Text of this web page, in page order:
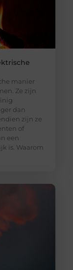
manier
Ze zijn
dan
zijn ze
of
een
is. Waarom